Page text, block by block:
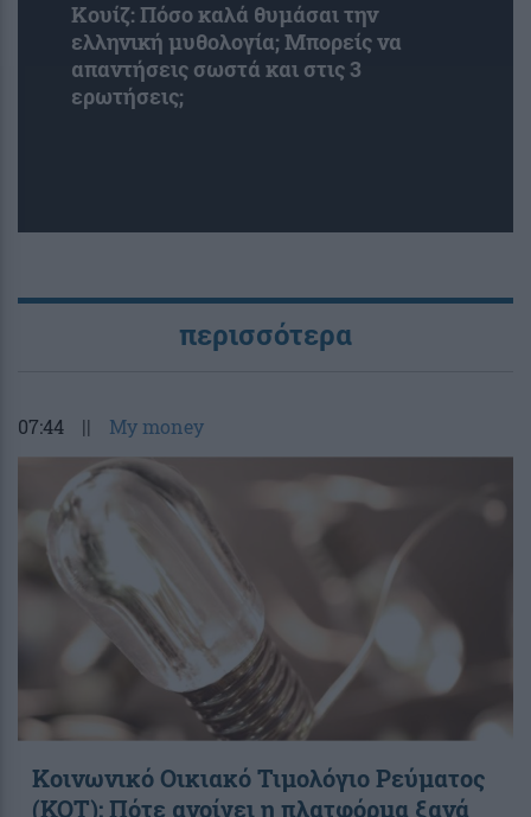
Κουίζ: Πόσο καλά θυμάσαι την
ελληνική μυθολογία; Μπορείς να
απαντήσεις σωστά και στις 3
ερωτήσεις;
περισσότερα
07:44 || My money
Κοινωνικό Οικιακό Τιμολόγιο Ρεύματος
(ΚΟΤ): Πότε ανοίγει η πλατφόρμα ξανά